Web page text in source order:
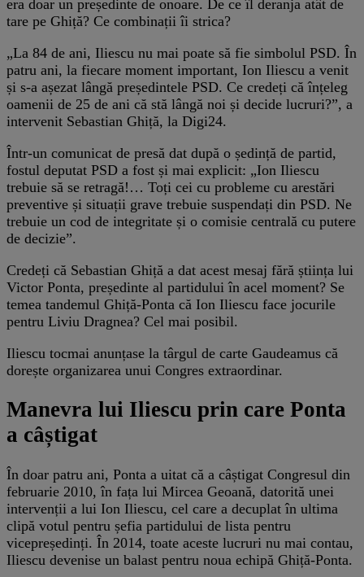
era doar un președinte de onoare. De ce îl deranja atât de
tare pe Ghiță? Ce combinații îi strica?
„La 84 de ani, Iliescu nu mai poate să fie simbolul PSD. În
patru ani, la fiecare moment important, Ion Iliescu a venit
și s-a așezat lângă președintele PSD. Ce credeți că înțeleg
oamenii de 25 de ani că stă lângă noi și decide lucruri?”, a
intervenit Sebastian Ghiță, la Digi24.
Într-un comunicat de presă dat după o ședință de partid,
fostul deputat PSD a fost și mai explicit: „Ion Iliescu
trebuie să se retragă!… Toți cei cu probleme cu arestări
preventive și situații grave trebuie suspendați din PSD. Ne
trebuie un cod de integritate și o comisie centrală cu putere
de decizie”.
Credeți că Sebastian Ghiță a dat acest mesaj fără știința lui
Victor Ponta, președinte al partidului în acel moment? Se
temea tandemul Ghiță-Ponta că Ion Iliescu face jocurile
pentru Liviu Dragnea? Cel mai posibil.
Iliescu tocmai anunțase la târgul de carte Gaudeamus că
dorește organizarea unui Congres extraordinar.
Manevra lui Iliescu prin care Ponta
a câștigat
În doar patru ani, Ponta a uitat că a câștigat Congresul din
februarie 2010, în fața lui Mircea Geoană, datorită unei
intervenții a lui Ion Iliescu, cel care a decuplat în ultima
clipă votul pentru șefia partidului de lista pentru
vicepreședinți. În 2014, toate aceste lucruri nu mai contau,
Iliescu devenise un balast pentru noua echipă Ghiță-Ponta.